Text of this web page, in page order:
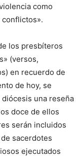
como
los presbíteros
(versos,
en recuerdo de
de hoy, se
una reseña
doce de ellos
serán incluidos
sacerdotes
ejecutados